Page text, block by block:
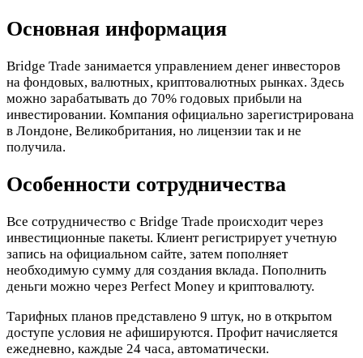
Основная информация
Bridge Trade занимается управлением денег инвесторов
на фондовых, валютных, криптовалютных рынках. Здесь
можно зарабатывать до 70% годовых прибыли на
инвестировании. Компания официально зарегистрирована
в Лондоне, Великобритания, но лицензии так и не
получила.
Особенности сотрудничества
Все сотрудничество с Bridge Trade происходит через
инвестиционные пакеты. Клиент регистрирует учетную
запись на официальном сайте, затем пополняет
необходимую сумму для создания вклада. Пополнить
деньги можно через Perfect Money и криптовалюту.
Тарифных планов представлено 9 штук, но в открытом
доступе условия не афишируются. Профит начисляется
ежедневно, каждые 24 часа, автоматически.